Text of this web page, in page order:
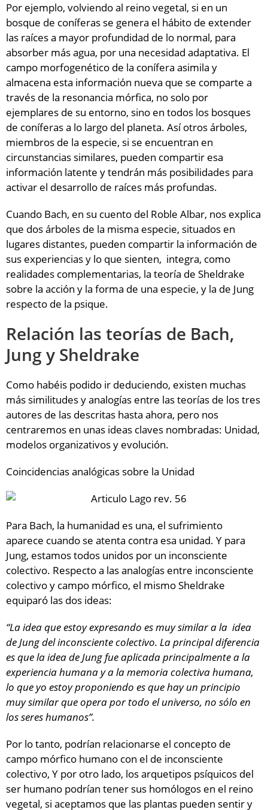
Por ejemplo, volviendo al reino vegetal, si en un
bosque de coníferas se genera el hábito de extender
las raíces a mayor profundidad de lo normal, para
absorber más agua, por una necesidad adaptativa. El
campo morfogenético de la conífera asimila y
almacena esta información nueva que se comparte a
través de la resonancia mórfica, no solo por
ejemplares de su entorno, sino en todos los bosques
de coníferas a lo largo del planeta. Así otros árboles,
miembros de la especie, si se encuentran en
circunstancias similares, pueden compartir esa
información latente y tendrán más posibilidades para
activar el desarrollo de raíces más profundas.
Cuando Bach, en su cuento del Roble Albar, nos explica
que dos árboles de la misma especie, situados en
lugares distantes, pueden compartir la información de
sus experiencias y lo que sienten, integra, como
realidades complementarias, la teoría de Sheldrake
sobre la acción y la forma de una especie, y la de Jung
respecto de la psique.
Relación las teorías de Bach,
Jung y Sheldrake
Como habéis podido ir deduciendo, existen muchas
más similitudes y analogías entre las teorías de los tres
autores de las descritas hasta ahora, pero nos
centraremos en unas ideas claves nombradas: Unidad,
modelos organizativos y evolución.
Coincidencias analógicas sobre la Unidad
Para Bach, la humanidad es una, el sufrimiento
aparece cuando se atenta contra esa unidad. Y para
Jung, estamos todos unidos por un inconsciente
colectivo. Respecto a las analogías entre inconsciente
colectivo y campo mórfico, el mismo Sheldrake
equiparó las dos ideas:
“La idea que estoy expresando es muy similar a la idea
de Jung del inconsciente colectivo. La principal diferencia
es que la idea de Jung fue aplicada principalmente a la
experiencia humana y a la memoria colectiva humana,
lo que yo estoy proponiendo es que hay un principio
muy similar que opera por todo el universo, no sólo en
los seres humanos”.
Por lo tanto, podrían relacionarse el concepto de
campo mórfico humano con el de inconsciente
colectivo, Y por otro lado, los arquetipos psíquicos del
ser humano podrían tener sus homólogos en el reino
vegetal, si aceptamos que las plantas pueden sentir y